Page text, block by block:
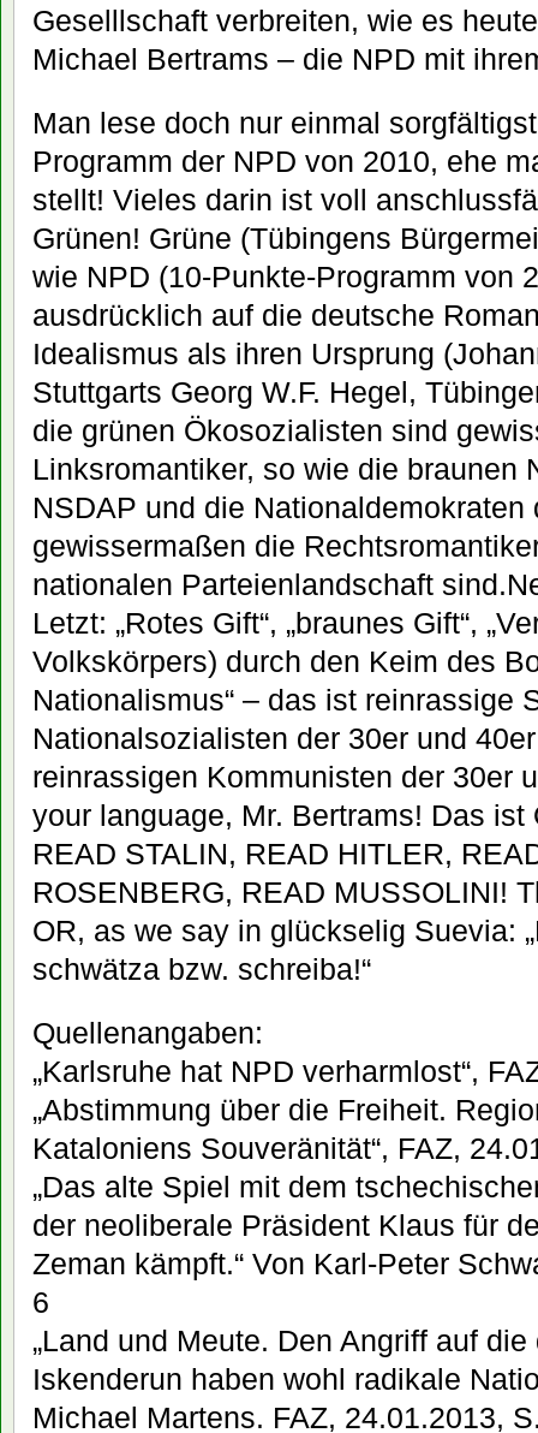
Geselllschaft verbreiten, wie es
Michael Bertrams – die NPD mit
Man lese doch nur einmal
Programm der NPD von 2010, ehe
stellt! Vieles darin ist voll
Grünen! Grüne (Tübingens
wie NPD (10-Punkte-Programm von
ausdrücklich auf die deutsche
Idealismus als ihren Ursprung
Stuttgarts Georg W.F. Hegel,
die grünen Ökosozialisten sind
Linksromantiker, so wie die braunen
NSDAP und die
gewissermaßen die
nationalen Parteienlandschaft
Letzt: „Rotes Gift“, „braunes Gift“,
Volkskörpers) durch den Keim des
Nationalismus“ – das ist reinrassige
Nationalsozialisten der 30er und
reinrassigen Kommunisten der 30er
your language, Mr. Bertrams! Das ist
READ STALIN, READ HITLER,
ROSENBERG, READ MUSSOLINI!
OR, as we say in glückselig Suevia:
schwätza bzw. schreiba!“
Quellenangaben:
„Karlsruhe hat NPD verharmlost“,
„Abstimmung über die Freiheit.
Kataloniens Souveränität“, FAZ,
„Das alte Spiel mit dem
der neoliberale Präsident Klaus für
Zeman kämpft.“ Von Karl-Peter
6
„Land und Meute. Den Angriff auf
Iskenderun haben wohl radikale
Michael Martens. FAZ, 24.01.2013,